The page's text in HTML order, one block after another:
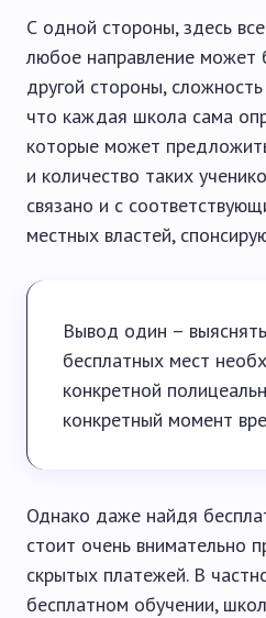
С одной стороны, здесь
любое направление может
другой стороны,
что каждая школа сама
которые может
и количество таких
связано и с
местных властей,
Вывод один –
бесплатных мест
конкретной
конкретный момент
Однако даже найдя
стоит очень внимательно
скрытых платежей. В
бесплатном обучении,